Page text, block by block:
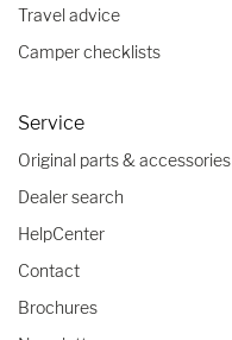
Travel advice
Camper checklists
Service
Original parts & accessories
Dealer search
HelpCenter
Contact
Brochures